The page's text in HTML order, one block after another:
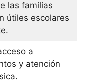
las familias
útiles escolares
a
y atención